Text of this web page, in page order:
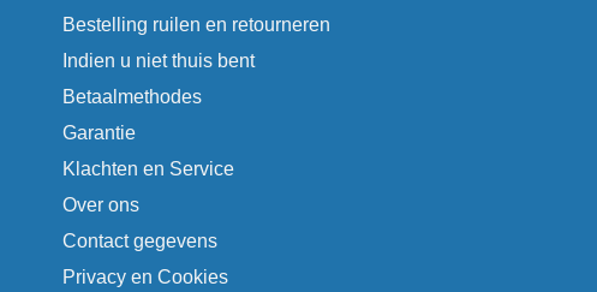
Bestelling ruilen en retourneren
Indien u niet thuis bent
Betaalmethodes
Garantie
Klachten en Service
Over ons
Contact gegevens
Privacy en Cookies